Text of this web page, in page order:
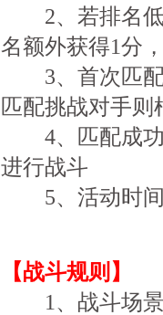
2、若排名低
名额外获得1分
3、首次匹配
匹配挑战对手则
4、匹配成功
进行战斗
5、活动时间
【战斗规则】
1、战斗场景